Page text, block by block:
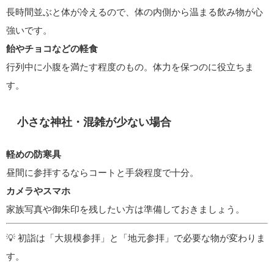
長時間並ぶと体が冷えるので、体の内側から温まる飲み物が心
強いです。
飴やチョコなどの軽食
行列中に小腹を満たす程度のもの。体力を保つのに役立ちま
す。
小さな神社・混雑が少ない場合
軽めの防寒具
昼間に参拝するならコートと手袋程度で十分。
カメラやスマホ
家族写真や御朱印を残したい方は準備しておきましょう。
💡 初詣は「大規模参拝」と「地元参拝」で必要な物が変わりま
す。